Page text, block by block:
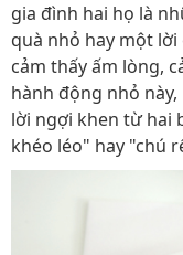
gia đình hai họ là
quà nhỏ hay một lời
cảm thấy ấm lòng,
hành động nhỏ
lời ngợi khen từ hai
khéo léo" hay "chú